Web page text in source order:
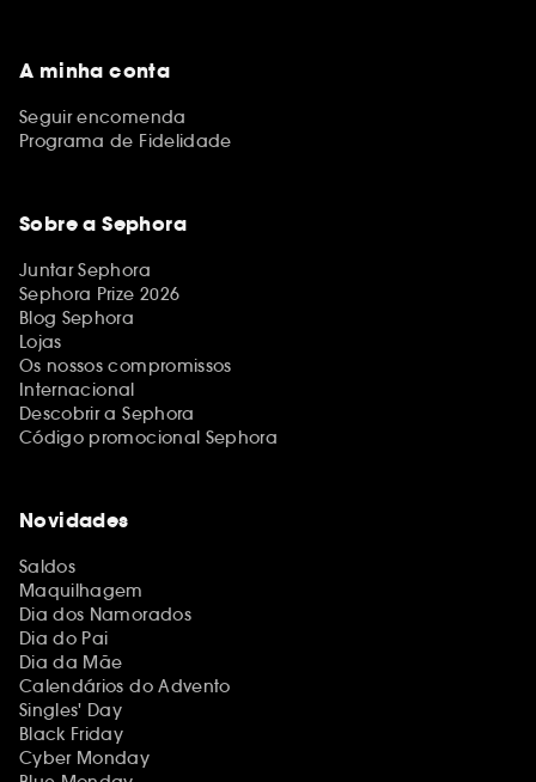
A minha conta
Seguir encomenda
Programa de Fidelidade
Sobre a Sephora
Juntar Sephora
Sephora Prize 2026
Blog Sephora
Lojas
Os nossos compromissos
Internacional
Descobrir a Sephora
Código promocional Sephora
Novidades
Saldos
Maquilhagem
Dia dos Namorados
Dia do Pai
Dia da Mãe
Calendários do Advento
Singles' Day
Black Friday
Cyber Monday